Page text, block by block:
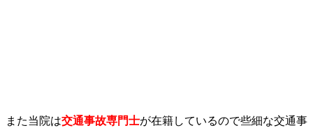
また当院は交通事故専門士が在籍しているので些細な交通事